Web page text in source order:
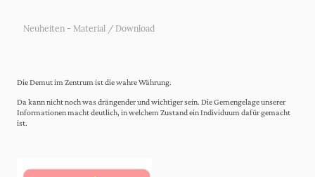
Neuheiten - Material / Download
Die Demut im Zentrum ist die wahre Währung.
Da kann nicht noch was drängender und wichtiger sein. Die Gemengelage unserer
Informationen macht deutlich, in welchem Zustand ein Individuum dafür gemacht
ist.